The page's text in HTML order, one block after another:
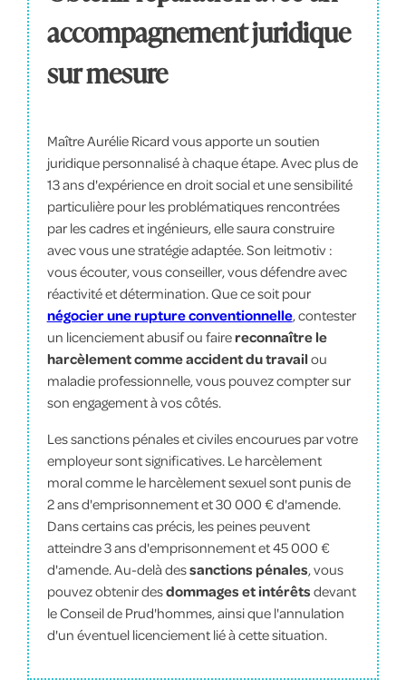
accompagnement juridique
sur mesure
Maître Aurélie Ricard vous apporte un soutien
juridique personnalisé à chaque étape. Avec plus de
13 ans d'expérience en droit social et une sensibilité
particulière pour les problématiques rencontrées
par les cadres et ingénieurs, elle saura construire
avec vous une stratégie adaptée. Son leitmotiv :
vous écouter, vous conseiller, vous défendre avec
réactivité et détermination. Que ce soit pour
négocier une rupture conventionnelle, contester
un licenciement abusif ou fairereconnaître le
harcèlement comme accident du travailou
maladie professionnelle, vous pouvez compter sur
son engagement à vos côtés.
Les sanctions pénales et civiles encourues par votre
employeur sont significatives. Le harcèlement
moral comme le harcèlement sexuel sont punis de
2 ans d'emprisonnement et 30 000 € d'amende.
Dans certains cas précis, les peines peuvent
atteindre 3 ans d'emprisonnement et 45 000 €
d'amende. Au-delà dessanctions pénales, vous
pouvez obtenir desdommages et intérêts devant
le Conseil de Prud'hommes, ainsi que l'annulation
d'un éventuel licenciement lié à cette situation.